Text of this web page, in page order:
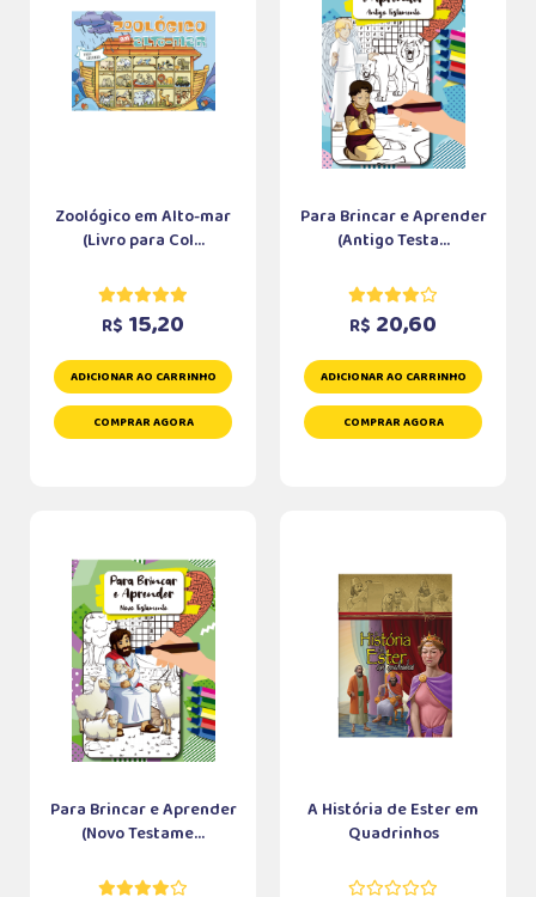
Zoológico em Alto-mar
(Livro para Col...
R$ 15,20
ADICIONAR AO CARRINHO
COMPRAR AGORA
Para Brincar e Aprender
(Antigo Testa...
R$ 20,60
ADICIONAR AO CARRINHO
COMPRAR AGORA
Para Brincar e Aprender
(Novo Testame...
A História de Ester em
Quadrinhos